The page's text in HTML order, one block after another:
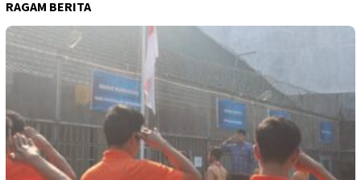
RAGAM BERITA